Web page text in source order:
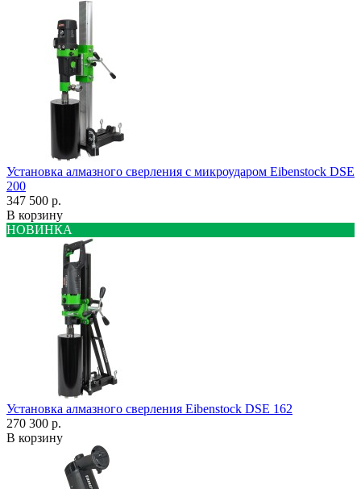
Установка алмазного сверления с микроударом Eibenstock DSE
200
347 500 р.
В корзину
НОВИНКА
Установка алмазного сверления Eibenstock DSE 162
270 300 р.
В корзину